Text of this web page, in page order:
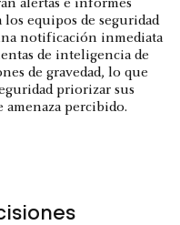
alertas e informes
los equipos de seguridad
notificación inmediata
de inteligencia de
de gravedad, lo que
priorizar sus
percibido.